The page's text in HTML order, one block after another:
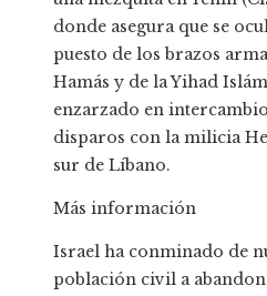
donde asegura que se
puesto de los brazos
Hamás y de la Yihad
enzarzado en
disparos con la milicia
sur de Líbano.
Más información
Israel ha conminado de
población civil a